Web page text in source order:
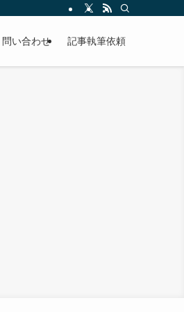
問い合わせ 記事執筆依頼